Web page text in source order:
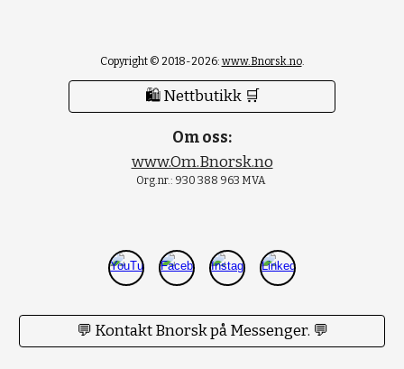
Copyright © 2018-2026: www.Bnorsk.no.
🛍 Nettbutikk 🛒
Om oss:
www.Om.Bnorsk.no
Org.nr.: 930 388 963 MVA
💬 Kontakt Bnorsk på Messenger. 💬